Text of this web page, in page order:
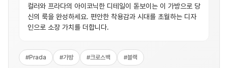
컬러와 프라다의 아이코닉한 디테일이 돋보이는 이 가방으로 당
신의 룩을 완성하세요. 편안한 착용감과 시대를 초월하는 디자
인으로 소장 가치를 더합니다.
#Prada #가방 #크로스백 #블랙